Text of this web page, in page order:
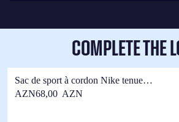
COMPLETE THE
Sac de sport à cordon Nike tenue
extérieure F.C Barcelona x Kobe Bryant
AZN68,00 AZN